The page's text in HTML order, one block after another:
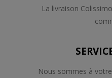
La livraison
Nous sommes à